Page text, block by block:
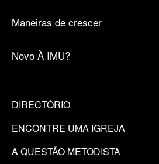
Maneiras de crescer
Novo À IMU?
DIRECTÓRIO
ENCONTRE UMA IGREJA
A QUESTÃO METODISTA